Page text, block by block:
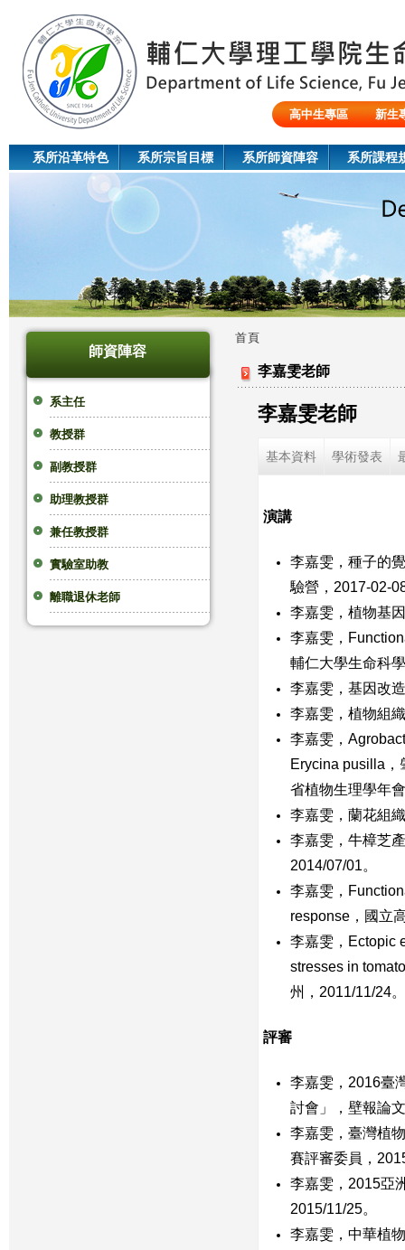
高中生專區
新生
系所沿革特色 系所宗旨目標 系所師資陣容 系所課程
師資陣容
系主任
教授群
副教授群
助理教授群
兼任教授群
實驗室助教
離職退休老師
您
首頁
李嘉雯老師
李嘉雯老師
基本資料 學術發表
演講
李嘉雯，種子的
驗營， 2017-02-
李嘉雯，植物基
李嘉雯，
輔仁大學生命科
李嘉雯，基因改
李嘉雯，植物組
李嘉雯，
Erycina pusilla，
省植物生理學年
李嘉雯，蘭花組
李嘉雯，牛樟芝
2014/07/01。
李嘉雯，
response，國立
李嘉雯，Ectopic
stresses in
州，2011/11/24。
評審
李嘉雯，2016臺
討會」，壁報論
李嘉雯，臺灣植
賽評審委員，
李嘉雯，2015亞
2015/11/25。
李嘉雯，中華植